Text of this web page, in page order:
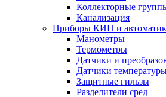
Коллекторные
Канализация
Приборы КИП и
Манометры
Термометры
Датчики и
Датчики
Защитные гильзы
Разделители сред